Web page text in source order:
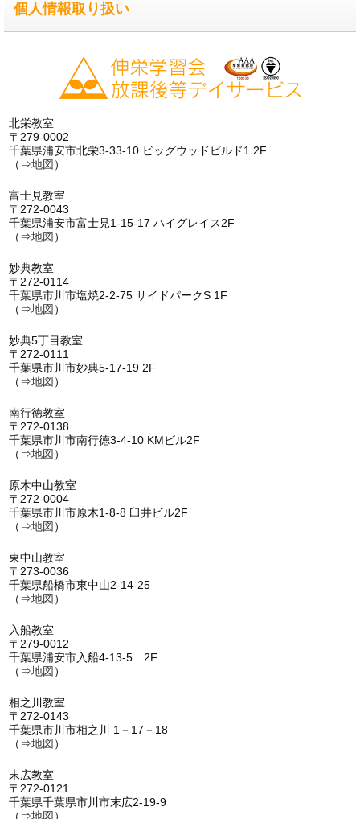
個人情報取り扱い
北栄教室
〒279-0002
千葉県浦安市北栄3-33-10 ビッグウッドビルド1.2F
（⇒地図 ）
富士見教室
〒272-0043
千葉県浦安市富士見1-15-17 ハイグレイス2F
（⇒地図 ）
妙典教室
〒272-0114
千葉県市川市塩焼2-2-75 サイドパークS 1F
（⇒地図 ）
妙典5丁目教室
〒272-0111
千葉県市川市妙典5-17-19 2F
（⇒地図 ）
南行徳教室
〒272-0138
千葉県市川市南行徳3-4-10 KMビル2F
（⇒地図 ）
原木中山教室
〒272-0004
千葉県市川市原木1-8-8 臼井ビル2F
（⇒地図 ）
東中山教室
〒273-0036
千葉県船橋市東中山2-14-25
（⇒地図 ）
入船教室
〒279-0012
千葉県浦安市入船4-13-5 2F
（⇒地図 ）
相之川教室
〒272-0143
千葉県市川市相之川 1－17－18
（⇒地図 ）
末広教室
〒272-0121
千葉県千葉県市川市末広2-19-9
（⇒地図 ）